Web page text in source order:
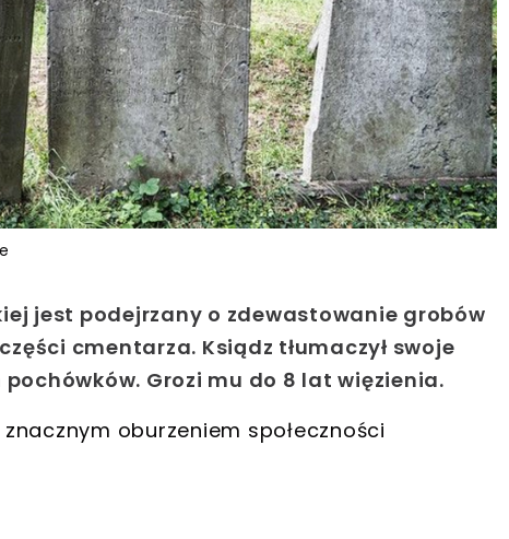
jest podejrzany o zdewastowanie grobów
cmentarza. Ksiądz tłumaczył swoje
Grozi mu do 8 lat więzienia.
oburzeniem społeczności